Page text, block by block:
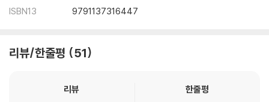
ISBN13 9791137316447
리뷰/한줄평 51
리뷰 한줄평